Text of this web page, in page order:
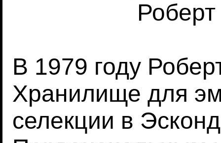
В 1979 году
Хранилище для
селекции в